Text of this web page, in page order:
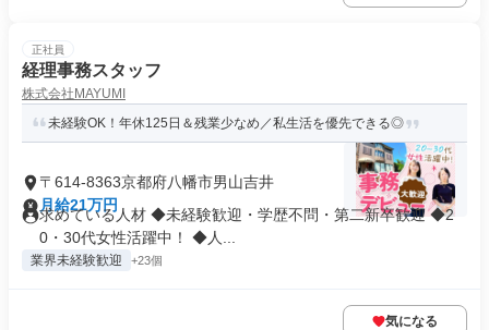
正社員
経理事務スタッフ
株式会社MAYUMI
未経験OK！年休125日＆残業少なめ／私生活を優先できる◎
〒614-8363京都府八幡市男山吉井
月給21万円
求めている人材 ◆未経験歓迎・学歴不問・第二新卒歓迎 ◆2
0・30代女性活躍中！ ◆人...
業界未経験歓迎 +23個
気になる